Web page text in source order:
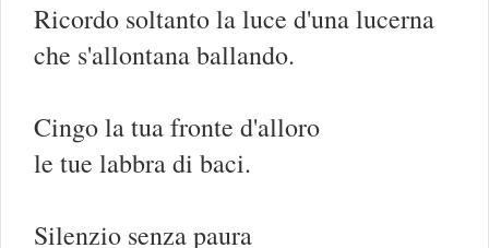
Ricordo soltanto la luce d'una lucerna
che s'allontana ballando.
Cingo la tua fronte d'alloro
le tue labbra di baci.
Silenzio senza paura